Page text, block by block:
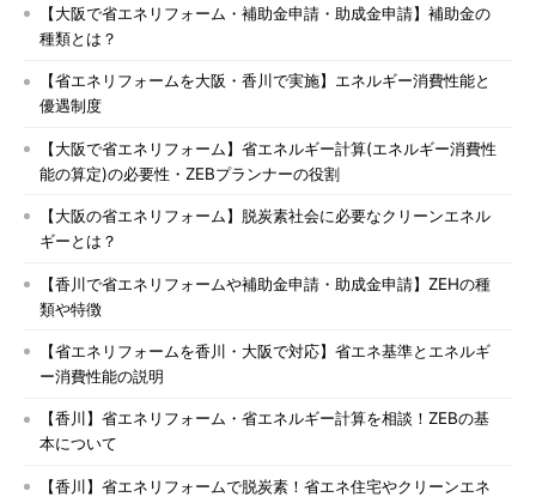
【大阪で省エネリフォーム・補助金申請・助成金申請】補助金の
種類とは？
【省エネリフォームを大阪・香川で実施】エネルギー消費性能と
優遇制度
【大阪で省エネリフォーム】省エネルギー計算(エネルギー消費性
能の算定)の必要性・ZEBプランナーの役割
【大阪の省エネリフォーム】脱炭素社会に必要なクリーンエネル
ギーとは？
【香川で省エネリフォームや補助金申請・助成金申請】ZEHの種
類や特徴
【省エネリフォームを香川・大阪で対応】省エネ基準とエネルギ
ー消費性能の説明
【香川】省エネリフォーム・省エネルギー計算を相談！ZEBの基
本について
【香川】省エネリフォームで脱炭素！省エネ住宅やクリーンエネ